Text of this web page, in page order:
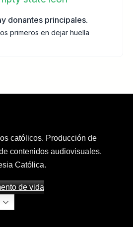
donantes principales.
primeros en dejar huella
católicos. Producción de
contenidos audiovisuales.
Católica.
de vida